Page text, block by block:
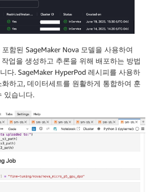
함된 SageMaker Nova 모델을 사용하여
업을 생성하고 추론을 위해 배포하는 방법
다. SageMaker HyperPod 레시피를 사용하
하고, 데이터세트를 원활하게 통합하여 훈
있습니다.